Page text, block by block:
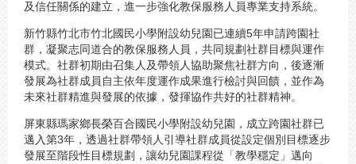
及信任關係的建立，進一步強化教保服務人員專業支持系統。
新竹縣竹北市竹北國民小學附設幼兒園已連續5年申請跨園社
群，凝聚志同道合的教保服務人員，共同規劃社群目標與運作
模式。社群初期由召集人及帶領人協助聚焦社群方向，後逐漸
發展為社群成員自主依年度運作成果進行檢討與回饋，並作為
未來社群精進與發展的依據，發揮協作共好的社群精神。
屏東縣瑪家鄉長榮百合國民小學附設幼兒園，成立跨園社群已
邁入第3年，透過社群帶領人引導社群成員從設定個別目標逐步
發展至階段性目標規劃，讓幼兒園課程從「教學穩定」邁向